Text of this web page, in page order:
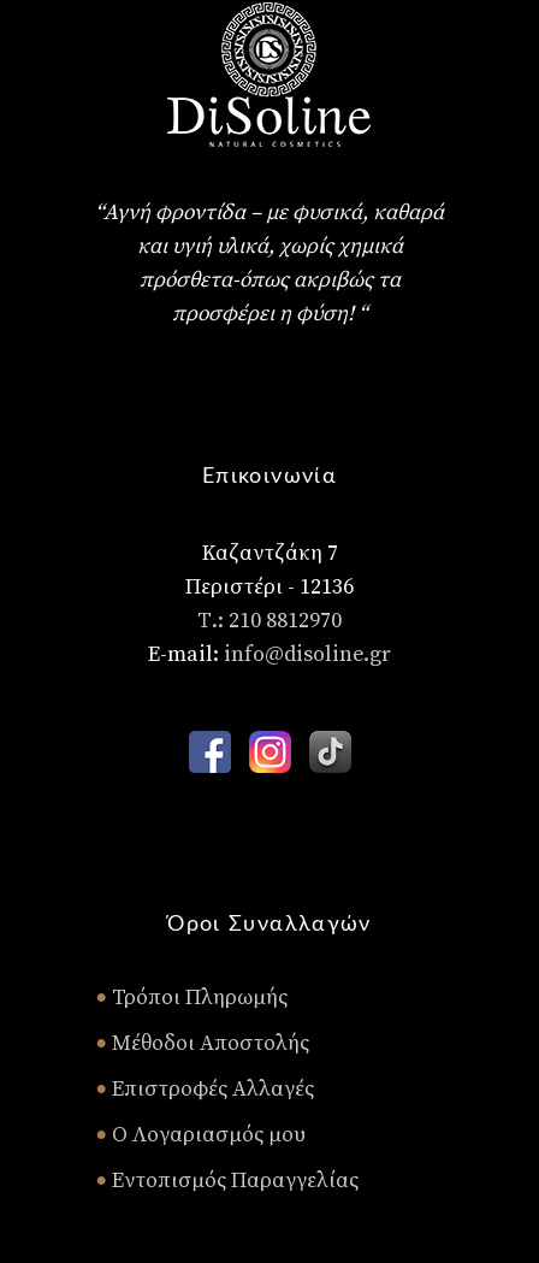
“Αγνή φροντίδα – με φυσικά, καθαρά
και υγιή υλικά, χωρίς χημικά
πρόσθετα-όπως ακριβώς τα
προσφέρει η φύση! “
Επικοινωνία
Καζαντζάκη 7
Περιστέρι - 12136
Τ.: 210 8812970
E-mail: info@disoline.gr
Όροι Συναλλαγών
• Τρόποι Πληρωμής
• Μέθοδοι Αποστολής
• Επιστροφές Αλλαγές
• Ο Λογαριασμός μου
• Εντοπισμός Παραγγελίας